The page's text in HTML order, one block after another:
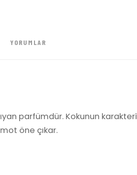
YORUMLAR
parfümdür. Kokunun karakteri
öne çıkar.